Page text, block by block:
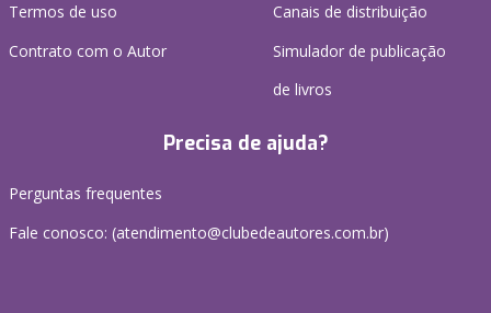
Termos de uso
Contrato com o Autor
Canais de distribuição
Simulador de publicação
de livros
Precisa de ajuda?
Perguntas frequentes
Fale conosco: (atendimento@clubedeautores.com.br)